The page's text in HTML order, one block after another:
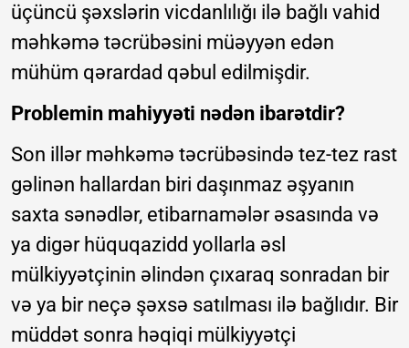
üçüncü şəxslərin vicdanlılığı ilə bağlı vahid
məhkəmə təcrübəsini müəyyən edən
mühüm qərardad qəbul edilmişdir.
Problemin mahiyyəti nədən ibarətdir?
Son illər məhkəmə təcrübəsində tez-tez rast
gəlinən hallardan biri daşınmaz əşyanın
saxta sənədlər, etibarnamələr əsasında və
ya digər hüquqazidd yollarla əsl
mülkiyyətçinin əlindən çıxaraq sonradan bir
və ya bir neçə şəxsə satılması ilə bağlıdır. Bir
müddət sonra həqiqi mülkiyyətçi